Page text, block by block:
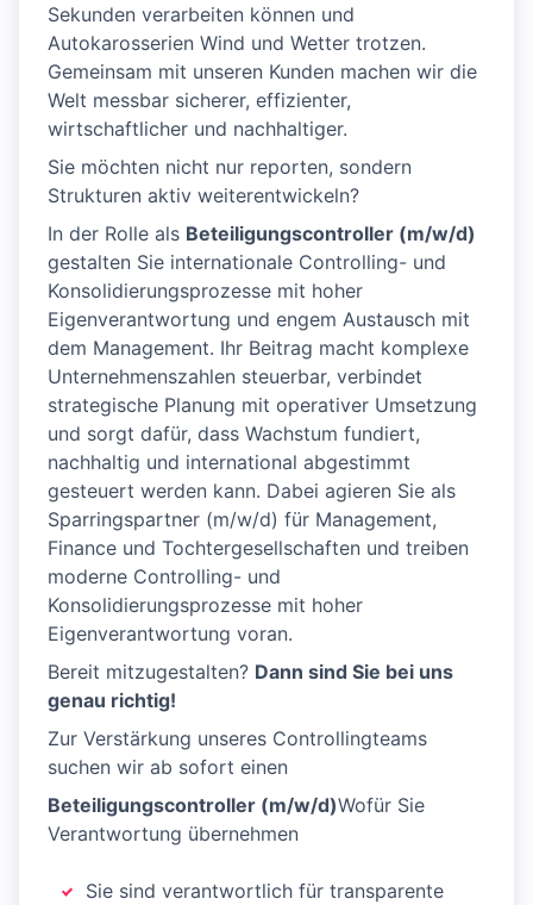
Sekunden verarbeiten können und
Autokarosserien Wind und Wetter trotzen.
Gemeinsam mit unseren Kunden machen wir die
Welt messbar sicherer, effizienter,
wirtschaftlicher und nachhaltiger.
Sie möchten nicht nur reporten, sondern
Strukturen aktiv weiterentwickeln?
In der Rolle als Beteiligungscontroller (m/w/d)
gestalten Sie internationale Controlling- und
Konsolidierungsprozesse mit hoher
Eigenverantwortung und engem Austausch mit
dem Management. Ihr Beitrag macht komplexe
Unternehmenszahlen steuerbar, verbindet
strategische Planung mit operativer Umsetzung
und sorgt dafür, dass Wachstum fundiert,
nachhaltig und international abgestimmt
gesteuert werden kann. Dabei agieren Sie als
Sparringspartner (m/w/d) für Management,
Finance und Tochtergesellschaften und treiben
moderne Controlling- und
Konsolidierungsprozesse mit hoher
Eigenverantwortung voran.
Bereit mitzugestalten? Dann sind Sie bei uns
genau richtig!
Zur Verstärkung unseres Controllingteams
suchen wir ab sofort einen
Beteiligungscontroller (m/w/d)Wofür Sie
Verantwortung übernehmen
Sie sind verantwortlich für transparente